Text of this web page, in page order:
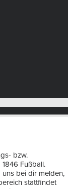
bzw.
Fußball.
bei dir melden,
stattfindet